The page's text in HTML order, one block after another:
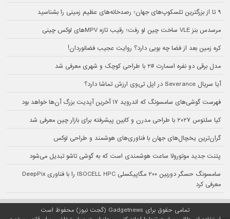
۹ تا از بزرگترین تلسکوپ‌های جهان؛ رصدخانه‌های عظیم زمینی را بشناسید
مرسدس بنز VLE ساخت چین لو رفت؛ رقیب تازه MPVهای لوکس چینی
کره زمین بعد از فضا چه بویی دارد؟ روایت عجیب فضانوردان!
مدل برقی دو نفره اسمارت #۲ با طراحی کوچک و شهری معرفی شد
آیا سریال Severance در اپل تی‌وی ارزش تماشا دارد؟
فهرست گوشی‌های سامسونگ که اندروید ۱۷ آخرین آپدیت بزرگ آن‌ها خواهد بود
کیا سلتوس ۲۰۲۷ با طراحی مدرن و کابین پیشرفته برای بازار چین معرفی شد
گران‌ترین یخچال‌های جهان با فناوری‌های هوشمند و طراحی لوکس
پتنت جدید موتورولا ساعت هوشمندی است که به گوشی تاشو تبدیل می‌شود
سامسونگ حسگر دوربین ۲۰۰ مگاپیکسلی ISOCELL HPC را با فناوری DeepPix
معرفی کرد
تمامی حقوق برای Gadgetnews (گجت نیوز) محفوظ است